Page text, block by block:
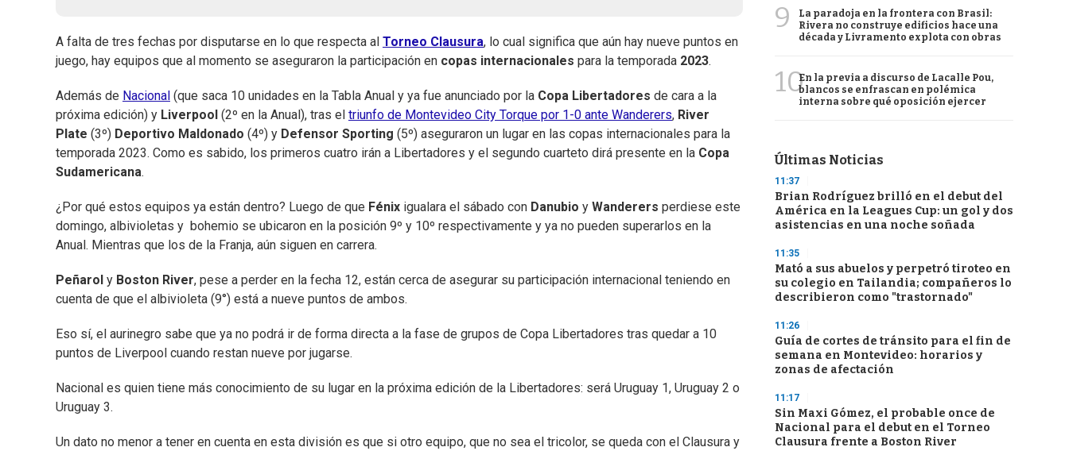
A falta de tres fechas por disputarse en lo que respecta al Torneo Clausura, lo cual significa que aún hay nueve puntos en
juego, hay equipos que al momento se aseguraron la participación en copas internacionales para la temporada 2023.
Además de Nacional (que saca 10 unidades en la Tabla Anual y ya fue anunciado por la Copa Libertadores de cara a la
próxima edición) y Liverpool (2º en la Anual), tras el triunfo de Montevideo City Torque por 1-0 ante Wanderers, River
Plate (3º) Deportivo Maldonado (4º) y Defensor Sporting (5º) aseguraron un lugar en las copas internacionales para la
temporada 2023. Como es sabido, los primeros cuatro irán a Libertadores y el segundo cuarteto dirá presente en la Copa
Sudamericana.
¿Por qué estos equipos ya están dentro? Luego de que Fénix igualara el sábado con Danubio y Wanderers perdiese este
domingo, albivioletas y bohemio se ubicaron en la posición 9º y 10º respectivamente y ya no pueden superarlos en la
Anual. Mientras que los de la Franja, aún siguen en carrera.
Peñarol y Boston River, pese a perder en la fecha 12, están cerca de asegurar su participación internacional teniendo en
cuenta de que el albivioleta (9°) está a nueve puntos de ambos.
Eso sí, el aurinegro sabe que ya no podrá ir de forma directa a la fase de grupos de Copa Libertadores tras quedar a 10
puntos de Liverpool cuando restan nueve por jugarse.
Nacional es quien tiene más conocimiento de su lugar en la próxima edición de la Libertadores: será Uruguay 1, Uruguay 2 o
Uruguay 3.
Un dato no menor a tener en cuenta en esta división es que si otro equipo, que no sea el tricolor, se queda con el Clausura y
9
La paradoja en la frontera con Brasil:
Rivera no construye edificios hace una
década y Livramento explota con obras
10En la previa a discurso de Lacalle Pou,
blancos se enfrascan en polémica
interna sobre qué oposición ejercer
Últimas Noticias
11:37
Brian Rodríguez brilló en el debut del
América en la Leagues Cup: un gol y dos
asistencias en una noche soñada
11:35
Mató a sus abuelos y perpetró tiroteo en
su colegio en Tailandia; compañeros lo
describieron como "trastornado"
11:26
Guía de cortes de tránsito para el fin de
semana en Montevideo: horarios y
zonas de afectación
11:17
Sin Maxi Gómez, el probable once de
Nacional para el debut en el Torneo
Clausura frente a Boston River